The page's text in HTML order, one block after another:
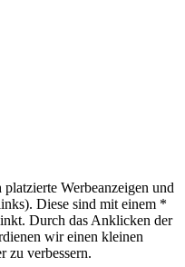
Werbeanzeigen und
Diese sind mit einem *
Durch das Anklicken der
wir einen kleinen
zu verbessern.